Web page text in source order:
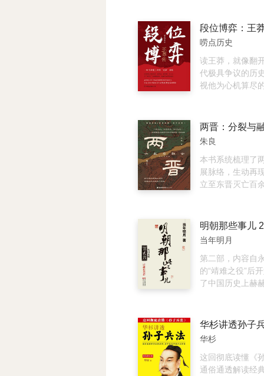
褶皱，每翻开一
比的故事蕴含着
文化密码、政治
验。
朝如何在癫狂中
李白、杜甫、白
名“书生”的故事
畅、视角独特，
料、严谨的论述
笔法展现出来，
较高的历史类读
品质，通过对在
有影响的李白、
易、王维、魏征
参等著名历史人
了大唐时期的文
文章在微博、公
段位博弈：王
唠点历史
读王莽，就像翻
代极具争议的历
视他为心机算尽
野心家，还是被
剧人物？本书不
人生，更把视野
前的西汉末年，
由盛转衰的岔路
议、外戚专权、
他独特的处世哲
段。 本书聚焦
点，横跨104 年
帝盐铁会议到新
梳理王莽登场前
解析王莽从个人
关键人物与重大
克己的儒生楷模
改革者，每个节
人抱负与时势的
图呈现一个立体
两晋：分裂与
朱良
本书系统梳理了
展脉络，生动再
立至东晋灭亡百
和王导、谢安等
运沉浮，还将视
民族南下中原、
落的壮阔图景，
族大迁徙与大融
走向。作者依托
言通俗而富有张
专业背景，便能
承前启后的重要
明朝那些事儿 2
当年明月
第二部，内容自
的“靖难之役”后
了中国历史上赫
平安南等等，后
蒙古归来途中病
历了比较清明的“
治”后，开始进入
大宦官王振把持
华杉
这回彻底读懂《
通俗通透解读经